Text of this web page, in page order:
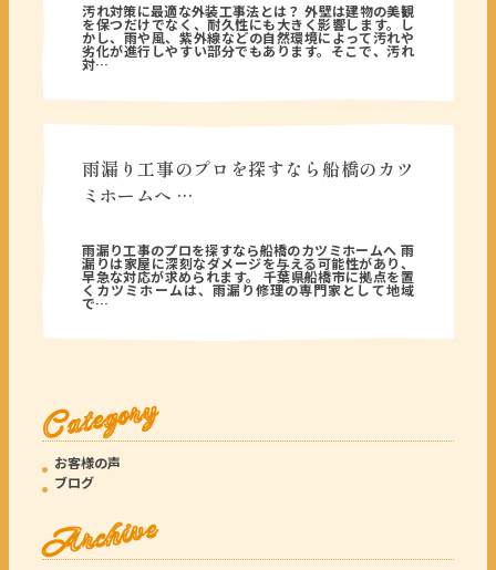
汚れ対策に最適な外装工事法とは？ 外壁は建物の美観
を保つだけでなく、耐久性にも大きく影響します。し
かし、雨や風、紫外線などの自然環境によって汚れや
劣化が進行しやすい部分でもあります。そこで、汚れ
対…
雨漏り工事のプロを探すなら船橋のカツ
ミホームへ …
雨漏り工事のプロを探すなら船橋のカツミホームへ 雨
漏りは家屋に深刻なダメージを与える可能性があり、
早急な対応が求められます。 千葉県船橋市に拠点を置
くカツミホームは、雨漏り修理の専門家として地域
で…
Category
お客様の声
ブログ
Archive